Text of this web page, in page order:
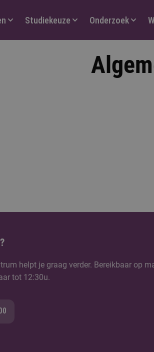
Studiekeuze Onderzoek
helpt je graag verder. Bereikbaar op
tot 12:30u.